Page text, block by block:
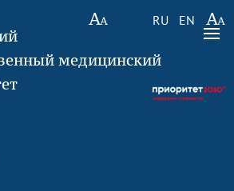
RU EN
медицинский